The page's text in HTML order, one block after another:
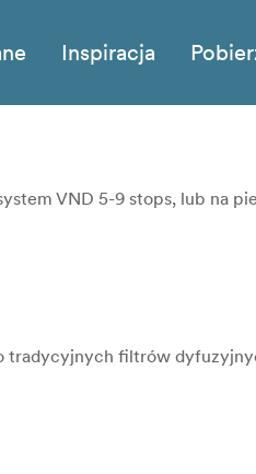
Inspiracja
VND 5-9 stops, lub na
tradycyjnych filtrów